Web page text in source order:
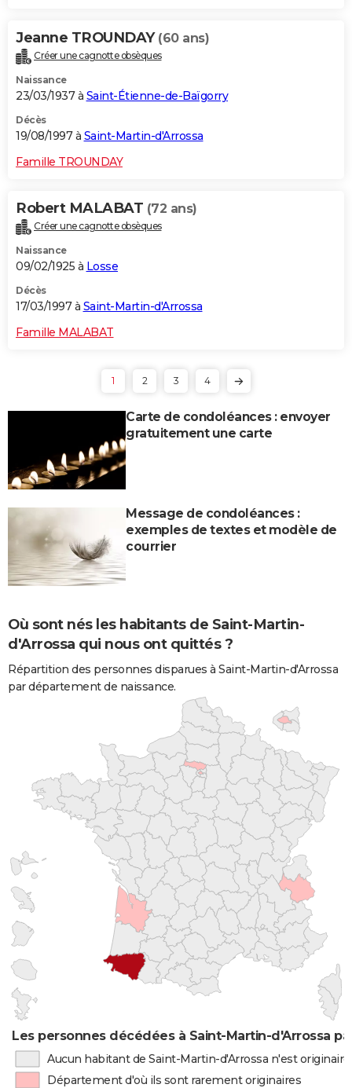
Jeanne TROUNDAY (60 ans)
Créer une cagnotte obsèques
Naissance
23/03/1937 à Saint-Étienne-de-Baïgorry
Décès
19/08/1997 à Saint-Martin-d'Arrossa
Famille TROUNDAY
Robert MALABAT (72 ans)
Créer une cagnotte obsèques
Naissance
09/02/1925 à Losse
Décès
17/03/1997 à Saint-Martin-d'Arrossa
Famille MALABAT
1 2 3 4
Carte de condoléances : envoyer
gratuitement une carte
Message de condoléances :
exemples de textes et modèle de
courrier
Où sont nés les habitants de Saint-Martin-
d'Arrossa qui nous ont quittés ?
Répartition des personnes disparues à Saint-Martin-d'Arrossa
par département de naissance.
Les personnes décédées à Saint-Martin-d'Arrossa
Aucun habitant de Saint-Martin-d'Arrossa n'est
Département d'où ils sont rarement originaires